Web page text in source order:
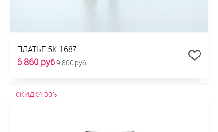
ПЛАТЬЕ 5К-1687
6 860 руб9 800 руб
СКИДКА 30%